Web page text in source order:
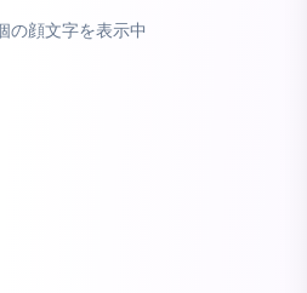
の顔文字を表示中